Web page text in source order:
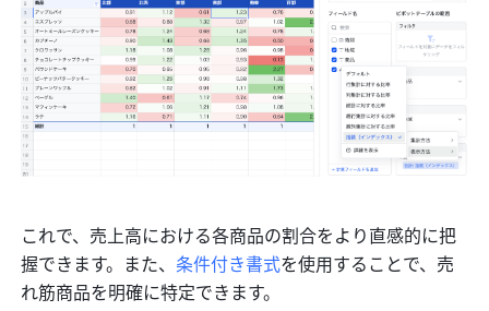
これで、売上高における各商品の割合をより直感的に把
握できます。また、 条件付き書式を使用することで、売
れ筋商品を明確に特定できます。